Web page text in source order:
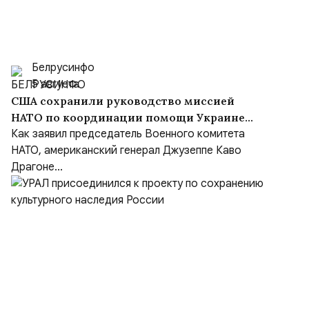
Белрусинфо
5 августа
США сохранили руководство миссией
НАТО по координации помощи Украине
(NSATU), несмотря на обещания передать
функции Европе
Как заявил председатель Военного комитета
НАТО, американский генерал Джузеппе Каво
Драгоне...